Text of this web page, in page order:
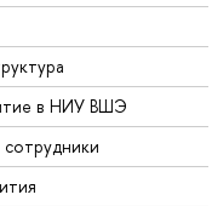
в НИУ ВШЭ